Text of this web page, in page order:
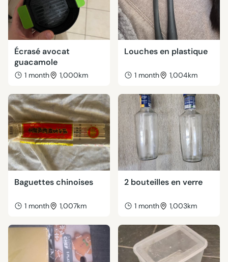
Écrasé avocat
guacamole
1 month 1,000km
Louches en plastique
1 month 1,004km
Baguettes chinoises
1 month 1,007km
2 bouteilles en verre
1 month 1,003km